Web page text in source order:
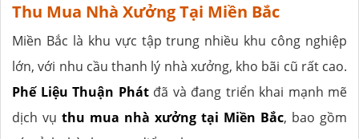
Thu Mua Nhà Xưởng Tại Miền Bắc
Miền Bắc là khu vực tập trung nhiều khu công nghiệp
lớn, với nhu cầu thanh lý nhà xưởng, kho bãi cũ rất cao.
Phế Liệu Thuận Phát đã và đang triển khai mạnh mẽ
dịch vụ thu mua nhà xưởng tại Miền Bắc, bao gồm